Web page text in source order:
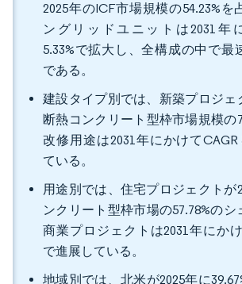
2025年のICF市場規模の54.23%を
ングリッドユニットは2031年
5.33%で拡大し、全構成の中で最
である。
建設タイプ別では、新築プロジェ
断熱コンクリート型枠市場規模の
改修用途は2031年にかけてCAGR
ている。
用途別では、住宅プロジェクトが
ンクリート型枠市場の57.78%のシ
商業プロジェクトは2031年にかけ
で進展している。
地域別では、北米が2025年に